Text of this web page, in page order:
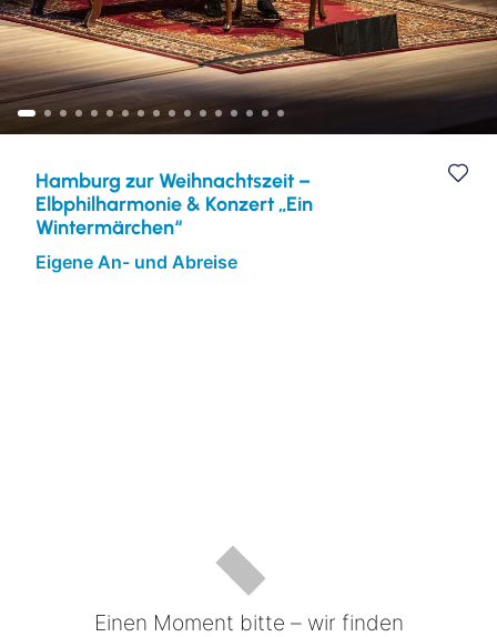
Kulturreisen
Städtereisen
Europa
Hamburg zur Weihnachtszeit –
Elbphilharmonie & Konzert „Ein
Wintermärchen“
Eigene An- und Abreise
Einen Moment bitte – wir finden